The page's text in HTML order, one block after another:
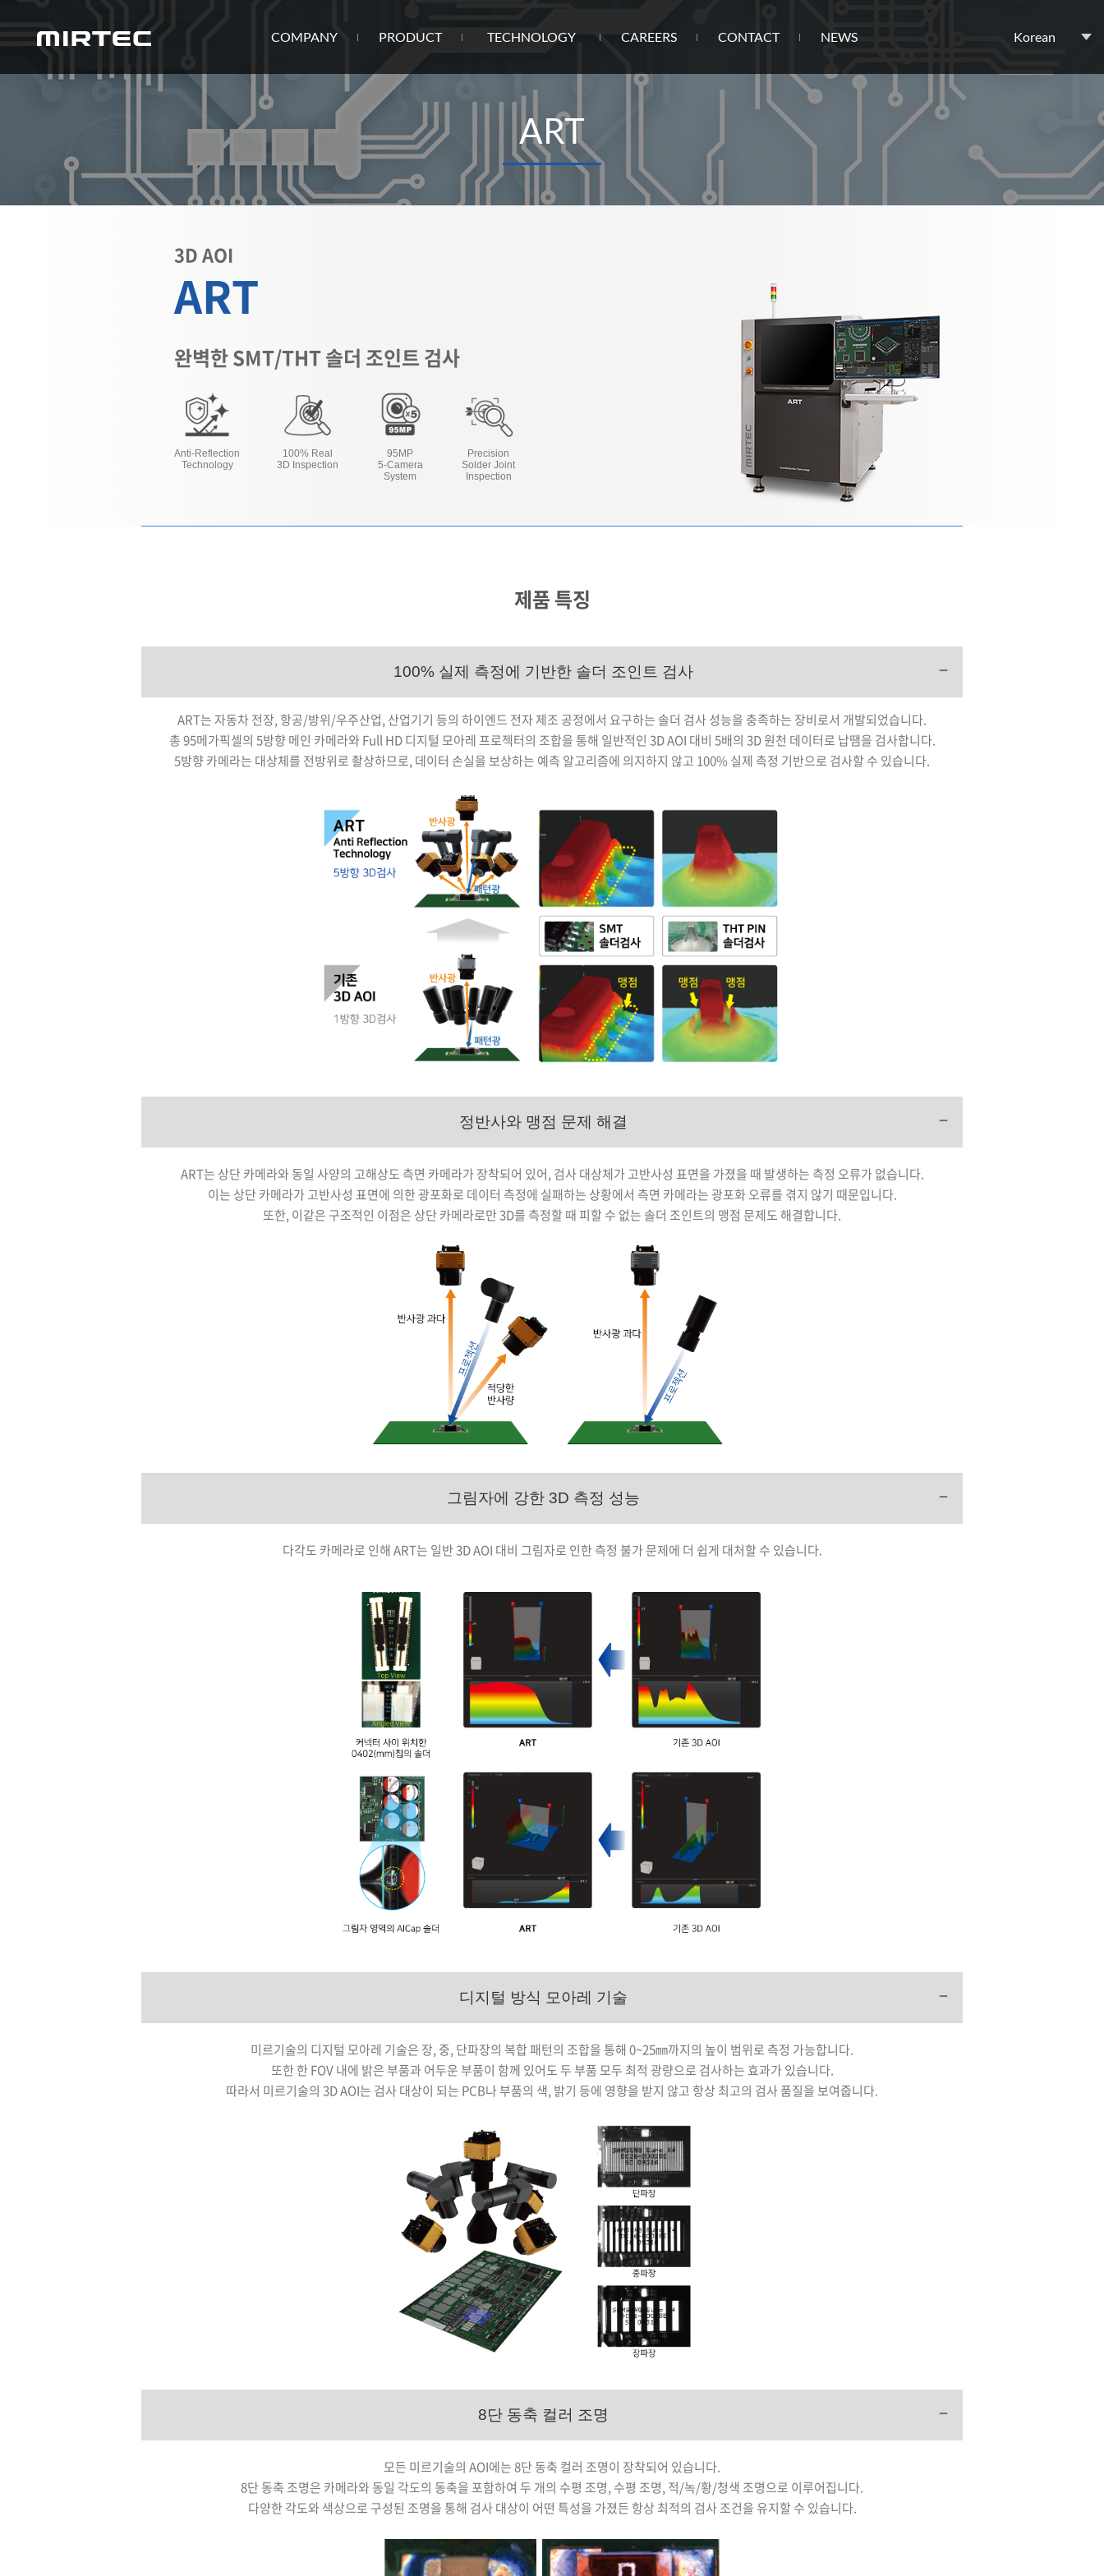
Korean
COMPANY PRODUCT TECHNOLOGY CAREERS CONTACT NEWS
ART
3D AOI
ART
완벽한 SMT/THT 솔더 조인트 검사
Anti-Reflection
Technology
100% Real
3D Inspection
95MP
5-Camera
System
Precision
Solder Joint
Inspection
제품 특징
100% 실제 측정에 기반한 솔더 조인트 검사
ART는 자동차 전장, 항공/방위/우주산업, 산업기기 등의 하이엔드 전자 제조 공정에서 요구하는 솔더 검사 성능을 충족하는 장비로서 개발되었습니다.
총 95메가픽셀의 5방향 메인 카메라와 Full HD 디지털 모아레 프로젝터의 조합을 통해 일반적인 3D AOI 대비 5배의 3D 원천 데이터로 납땜을 검사합니다.
5방향 카메라는 대상체를 전방위로 촬상하므로, 데이터 손실을 보상하는 예측 알고리즘에 의지하지 않고 100% 실제 측정 기반으로 검사할 수 있습니다.
정반사와 맹점 문제 해결
ART는 상단 카메라와 동일 사양의 고해상도 측면 카메라가 장착되어 있어, 검사 대상체가 고반사성 표면을 가졌을 때 발생하는 측정 오류가 없습니다.
이는 상단 카메라가 고반사성 표면에 의한 광포화로 데이터 측정에 실패하는 상황에서 측면 카메라는 광포화 오류를 겪지 않기 때문입니다.
또한, 이같은 구조적인 이점은 상단 카메라로만 3D를 측정할 때 피할 수 없는 솔더 조인트의 맹점 문제도 해결합니다.
그림자에 강한 3D 측정 성능
다각도 카메라로 인해 ART는 일반 3D AOI 대비 그림자로 인한 측정 불가 문제에 더 쉽게 대처할 수 있습니다.
디지털 방식 모아레 기술
미르기술의 디지털 모아레 기술은 장, 중, 단파장의 복합 패턴의 조합을 통해 0~25㎜까지의 높이 범위로 측정 가능합니다.
또한 한 FOV 내에 밝은 부품과 어두운 부품이 함께 있어도 두 부품 모두 최적 광량으로 검사하는 효과가 있습니다.
따라서 미르기술의 3D AOI는 검사 대상이 되는 PCB나 부품의 색, 밝기 등에 영향을 받지 않고 항상 최고의 검사 품질을 보여줍니다.
8단 동축 컬러 조명
모든 미르기술의 AOI에는 8단 동축 컬러 조명이 장착되어 있습니다.
8단 동축 조명은 카메라와 동일 각도의 동축을 포함하여 두 개의 수평 조명, 수평 조명, 적/녹/황/청색 조명으로 이루어집니다.
다양한 각도와 색상으로 구성된 조명을 통해 검사 대상이 어떤 특성을 가졌든 항상 최적의 검사 조건을 유지할 수 있습니다.